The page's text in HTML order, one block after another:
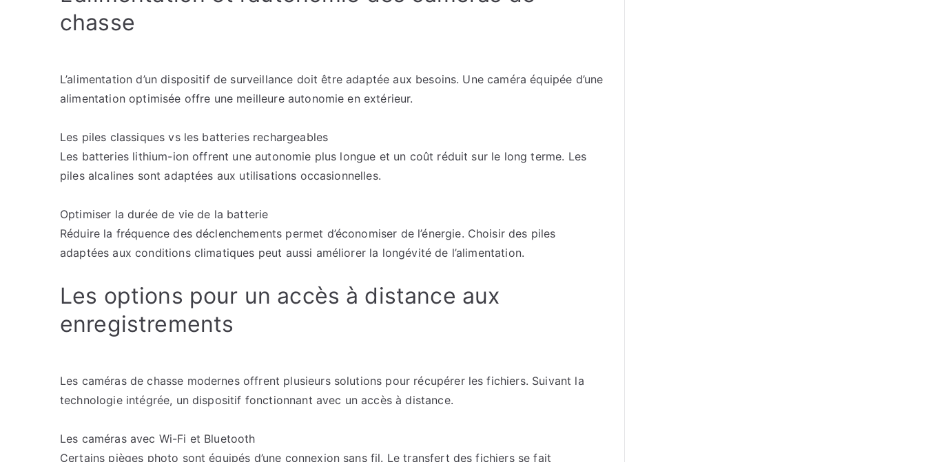
chasse
L’alimentation d’un dispositif de surveillance doit être adaptée aux besoins. Une caméra équipée d’une
alimentation optimisée offre une meilleure autonomie en extérieur.
Les piles classiques vs les batteries rechargeables
Les batteries lithium-ion offrent une autonomie plus longue et un coût réduit sur le long terme. Les
piles alcalines sont adaptées aux utilisations occasionnelles.
Optimiser la durée de vie de la batterie
Réduire la fréquence des déclenchements permet d’économiser de l’énergie. Choisir des piles
adaptées aux conditions climatiques peut aussi améliorer la longévité de l’alimentation.
Les options pour un accès à distance aux
enregistrements
Les caméras de chasse modernes offrent plusieurs solutions pour récupérer les fichiers. Suivant la
technologie intégrée, un dispositif fonctionnant avec un accès à distance.
Les caméras avec Wi-Fi et Bluetooth
Certains pièges photo sont équipés d’une connexion sans fil. Le transfert des fichiers se fait